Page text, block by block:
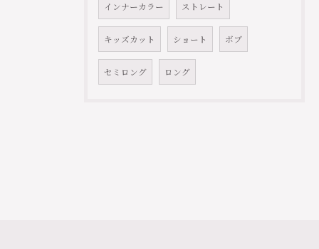
インナーカラー ストレート
キッズカット ショート ボブ
セミロング ロング